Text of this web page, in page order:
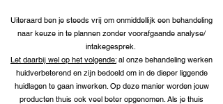
Uiteraard ben je steeds vrij om onmiddellijk een behandeling
naar keuze in te plannen zonder voorafgaande analyse/
intakegesprek.
Let daarbij wel op het volgende:al onze behandeling werken
huidverbeterend en zijn bedoeld om in de dieper liggende
huidlagen te gaan inwerken. Op deze manier worden jouw
producten thuis ook veel beter opgenomen. Als je thuis